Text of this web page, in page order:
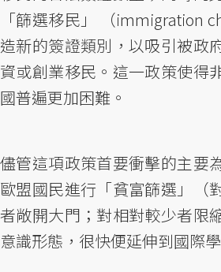
「篩選移民」 （immigration
造新的簽證類別，以吸引被政
資或創業移民。這一政策使得
國普遍更加困難。
儘管這項政策首要衝擊的主要
歐盟國民進行「貧富篩選」（
者敞開大門；對相對較少者限
意識形態，很快便延伸到國際